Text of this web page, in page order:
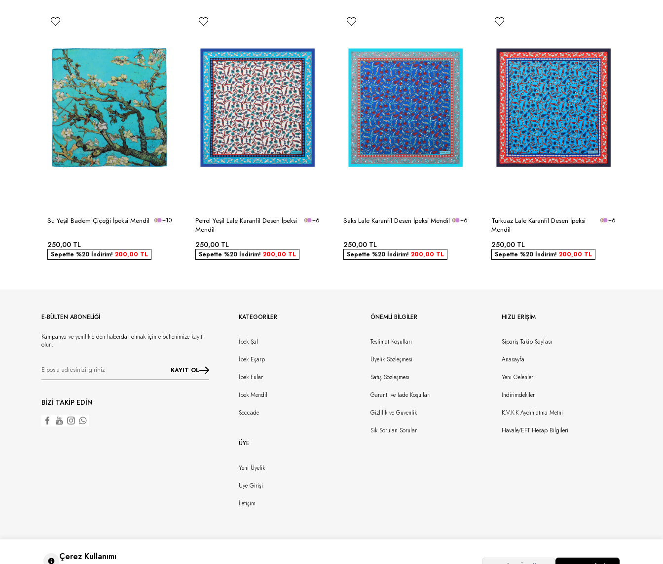
Su Yeşil Badem Çiçeği İpeksi Mendil +10
250,00 TL
Sepette %20 İndirim! 200,00 TL
Petrol Yeşil Lale Karanfil Desen İpeksi
Mendil
+6
250,00 TL
Sepette %20 İndirim! 200,00 TL
Saks Lale Karanfil Desen İpeksi Mendil +6
250,00 TL
Sepette %20 İndirim! 200,00 TL
Turkuaz Lale Karanfil Desen İpeksi
Mendil
+6
250,00 TL
Sepette %20 İndirim! 200,00 TL
E-BÜLTEN ABONELİĞİ
Kampanya ve yeniliklerden haberdar olmak için e-bültenimize kayıt
olun.
KAYIT OL
BİZİ TAKİP EDİN
KATEGORILER
İpek Şal
İpek Eşarp
İpek Fular
İpek Mendil
Seccade
ÖNEMLI BILGILER
Teslimat Koşulları
Üyelik Sözleşmesi
Satış Sözleşmesi
Garanti ve İade Koşulları
Gizlilik ve Güvenlik
Sık Sorulan Sorular
HIZLI ERIŞIM
Sipariş Takip Sayfası
Anasayfa
Yeni Gelenler
İndirimdekiler
K.V.K.K Aydınlatma Metni
Havale/EFT Hesap Bilgileri
ÜYE
Yeni Üyelik
Üye Girişi
İletişim
Copyright © 2024 Bursaipek Tüm Hakları Saklıdır İzinsiz Kullanılamaz
Çerez Kullanımı